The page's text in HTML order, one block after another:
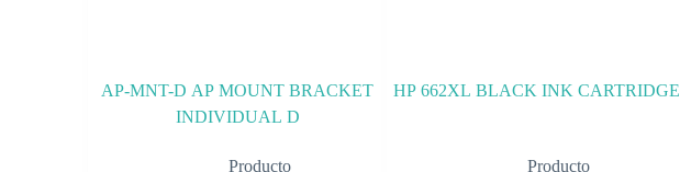
AP-MNT-D AP MOUNT BRACKET
INDIVIDUAL D
Producto
HP 662XL BLACK INK CARTRIDGE
Producto